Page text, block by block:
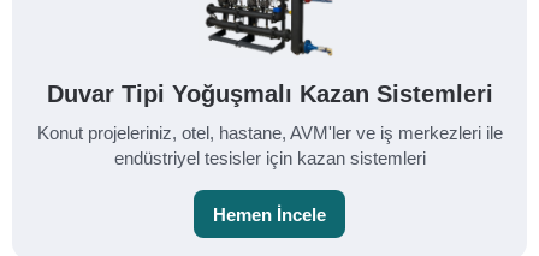
Duvar Tipi Yoğuşmalı Kazan Sistemleri
Konut projeleriniz, otel, hastane, AVM'ler ve iş merkezleri ile
endüstriyel tesisler için kazan sistemleri
Hemen İncele